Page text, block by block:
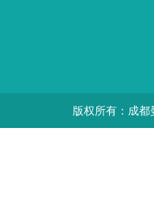
版权所有：成